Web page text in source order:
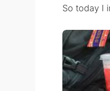
So today I